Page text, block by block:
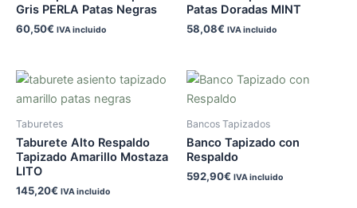
Gris PERLA Patas Negras
60,50€ IVA incluido
Patas Doradas MINT
58,08€ IVA incluido
Taburetes
Taburete Alto Respaldo
Tapizado Amarillo Mostaza
LITO
145,20€ IVA incluido
Bancos Tapizados
Banco Tapizado con
Respaldo
592,90€ IVA incluido